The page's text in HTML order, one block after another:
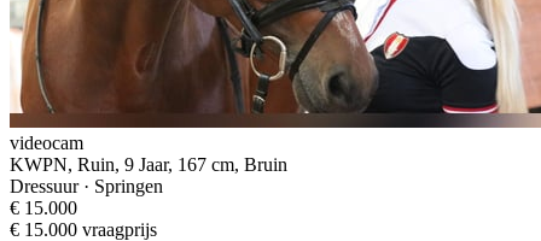
videocam
KWPN, Ruin, 9 Jaar, 167 cm, Bruin
Dressuur · Springen
€ 15.000
€ 15.000 vraagprijs